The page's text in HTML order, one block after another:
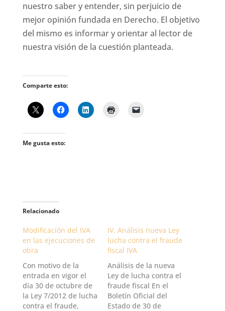
nuestro saber y entender, sin perjuicio de
mejor opinión fundada en Derecho. El objetivo
del mismo es informar y orientar al lector de
nuestra visión de la cuestión planteada.
Comparte esto:
Me gusta esto:
Relacionado
Modificación del IVA
en las ejecuciones de
obra
Con motivo de la
entrada en vigor el
día 30 de octubre de
la Ley 7/2012 de lucha
contra el fraude,
IV. Análisis nueva Ley
lucha contra el fraude
fiscal IVA
Análisis de la nueva
Ley de lucha contra el
fraude fiscal En el
Boletín Oficial del
Estado de 30 de